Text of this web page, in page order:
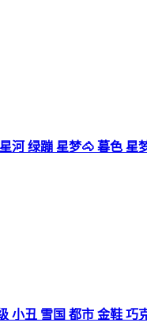
绿蹦 星梦🐴 暮色 星
丑 雪国 都市 金鞋 巧